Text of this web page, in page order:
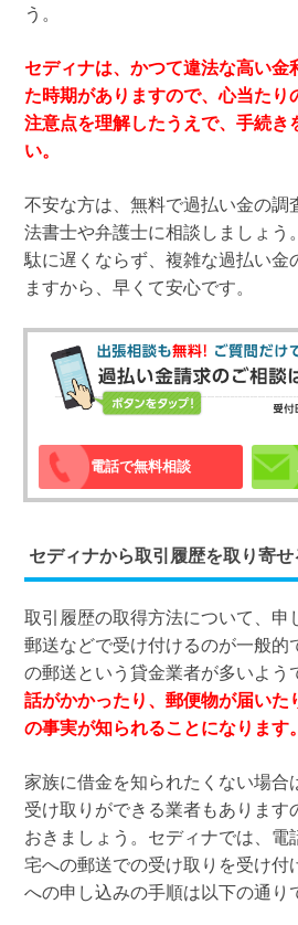
う。
セディナは、かつて違法な高い金
た時期がありますので、心当たり
注意点を理解したうえで、手続き
い。
不安な方は、無料で過払い金の調
法書士や弁護士に相談しましょう
駄に遅くならず、複雑な過払い金
ますから、早くて安心です。
電話で無料相談
セディナから取引履歴を取り寄
取引履歴の取得方法について、申
郵送などで受け付けるのが一般的
の郵送という貸金業者が多いよう
話がかかったり、郵便物が届いた
の事実が知られることになります。
家族に借金を知られたくない場合
受け取りができる業者もあります
おきましょう。セディナでは、電
宅への郵送での受け取りを受け付
への申し込みの手順は以下の通り